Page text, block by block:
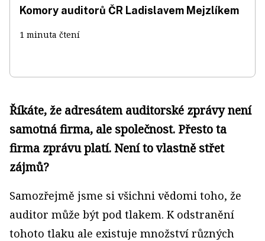
Komory auditorů ČR Ladislavem Mejzlíkem
1 minuta čtení
Říkáte, že adresátem auditorské zprávy není
samotná firma, ale společnost. Přesto ta
firma zprávu platí. Není to vlastně střet
zájmů?
Samozřejmě jsme si všichni vědomi toho, že
auditor může být pod tlakem. K odstranění
tohoto tlaku ale existuje množství různých